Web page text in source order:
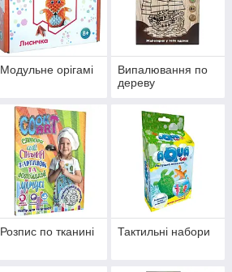
Модульне орігамі
Випалювання по
дереву
Розпис по тканині Тактильні набори